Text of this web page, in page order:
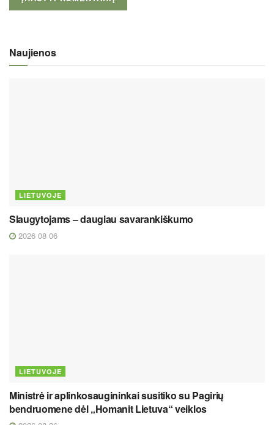
Naujienos
LIETUVOJE
Slaugytojams – daugiau savarankiškumo
2026 08 06
LIETUVOJE
Ministrė ir aplinkosaugininkai susitiko su Pagirių
bendruomene dėl „Homanit Lietuva“ veiklos